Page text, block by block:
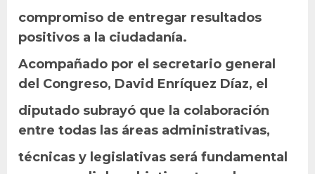
compromiso de entregar resultados
positivos a la ciudadanía.
Acompañado por el secretario general
del Congreso, David Enríquez Díaz, el
diputado subrayó que la colaboración
entre todas las áreas administrativas,
técnicas y legislativas será fundamental